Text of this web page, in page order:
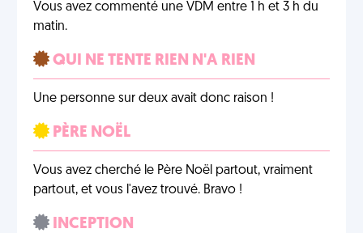
Vous avez commenté une VDM entre 1 h et 3 h du
matin.
QUI NE TENTE RIEN N'A RIEN
Une personne sur deux avait donc raison !
PÈRE NOËL
Vous avez cherché le Père Noël partout, vraiment
partout, et vous l'avez trouvé. Bravo !
INCEPTION